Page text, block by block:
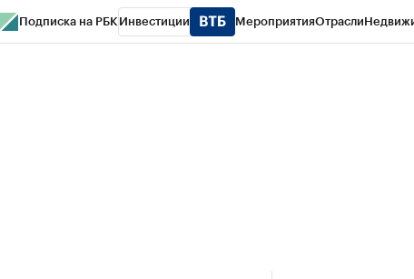
Подписка на РБК Инвестиции МероприятияОтрасли